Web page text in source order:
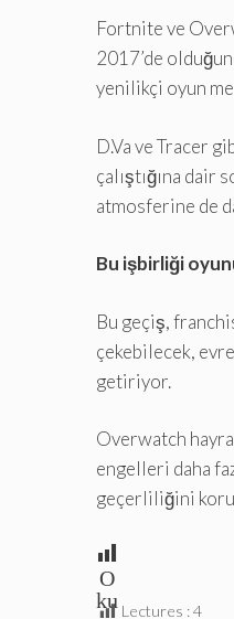
Fortnite ve
2017’de
yenilikçi oyun
D.Va ve Tracer
çalıştığına dair
atmosferine de
Bu işbirliği
Bu geçiş,
çekebilecek,
getiriyor.
Overwatch
engelleri daha
geçerliliğini
O
ku
Lectures :4